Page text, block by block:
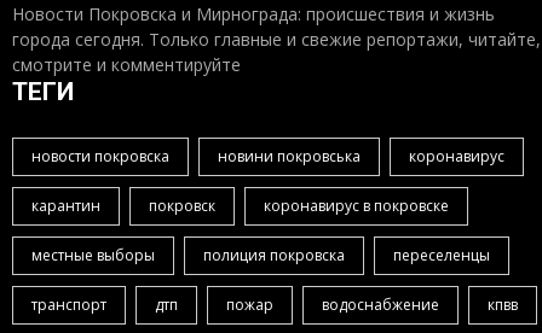
Новости Покровска и Мирнограда: происшествия и жизнь
города сегодня. Только главные и свежие репортажи, читайте,
смотрите и комментируйте
ТЕГИ
новости покровска новини покровська коронавирус
карантин покровск коронавирус в покровске
местные выборы полиция покровска переселенцы
транспорт дтп пожар водоснабжение кпвв